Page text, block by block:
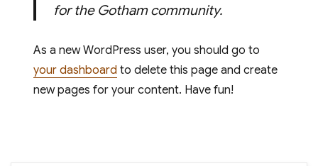
for the Gotham community.
As a new WordPress user, you should go to
your dashboard to delete this page and create
new pages for your content. Have fun!